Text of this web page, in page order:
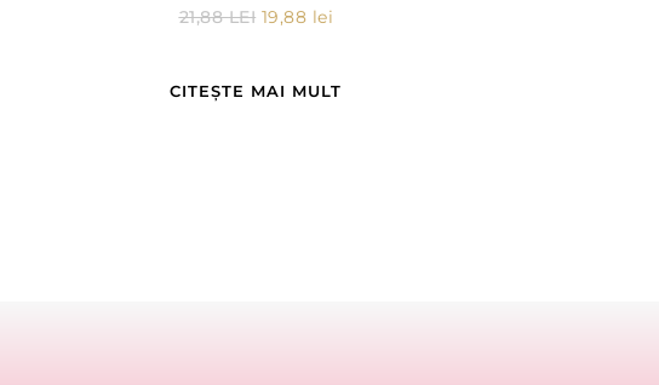
21,88LEI 19,88 lei
CITEȘTE MAI MULT